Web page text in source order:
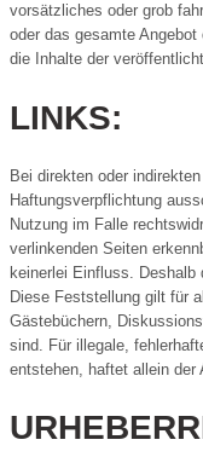
vorsätzliches oder grob
oder das gesamte
die Inhalte der
LINKS:
Bei direkten oder
Haftungsverpflichtung
Nutzung im Falle
verlinkenden Seiten
keinerlei Einfluss.
Diese Feststellung gilt für
Gästebüchern,
sind. Für illegale,
entstehen, haftet allein der